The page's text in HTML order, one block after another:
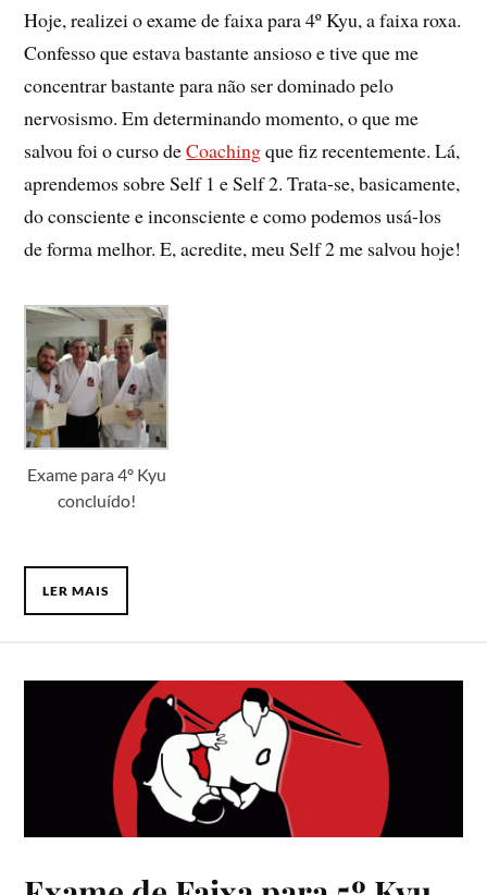
Hoje, realizei o exame de faixa para 4º Kyu, a faixa roxa.
Confesso que estava bastante ansioso e tive que me
concentrar bastante para não ser dominado pelo
nervosismo. Em determinando momento, o que me
salvou foi o curso deCoachingque fiz recentemente. Lá,
aprendemos sobre Self 1 e Self 2. Trata-se, basicamente,
do consciente e inconsciente e como podemos usá-los
de forma melhor. E, acredite, meu Self 2 me salvou hoje!
Exame para 4º Kyu
concluído!
LER MAIS